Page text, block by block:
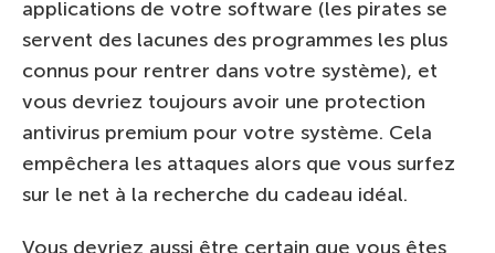
applications de votre software (les pirates se
servent des lacunes des programmes les plus
connus pour rentrer dans votre système), et
vous devriez toujours avoir une protection
antivirus premium pour votre système. Cela
empêchera les attaques alors que vous surfez
sur le net à la recherche du cadeau idéal.
Vous devriez aussi être certain que vous êtes